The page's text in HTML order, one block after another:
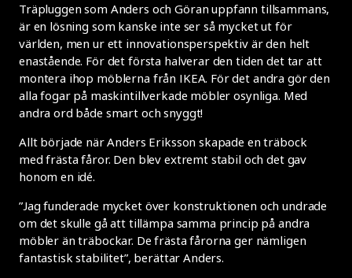
Träpluggen som Anders och Göran uppfann tillsammans,
är en lösning som kanske inte ser så mycket ut för
världen, men ur ett innovationsperspektiv är den helt
enastående. För det första halverar den tiden det tar att
montera ihop möblerna från IKEA. För det andra gör den
alla fogar på maskintillverkade möbler osynliga. Med
andra ord både smart och snyggt!
Allt började när Anders Eriksson skapade en träbock
med frästa fåror. Den blev extremt stabil och det gav
honom en idé.
”Jag funderade mycket över konstruktionen och undrade
om det skulle gå att tillämpa samma princip på andra
möbler än träbockar. De frästa fårorna ger nämligen
fantastisk stabilitet”, berättar Anders.